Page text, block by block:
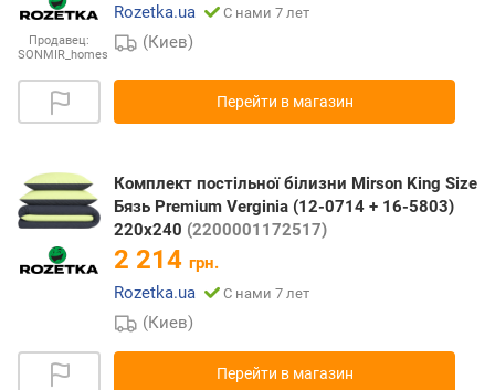
Продавец:
SONMIR_homes
Rozetka.ua
С нами 7 лет
(Киев)
Перейти в магазин
Комплект постільної білизни Mirson King Size
Бязь Premium Verginia (12-0714 + 16-5803)
220х240 (2200001172517)
2 214 грн.
Rozetka.ua
С нами 7 лет
(Киев)
Перейти в магазин